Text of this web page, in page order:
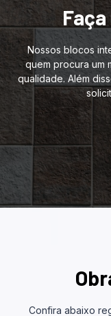
Nossos blocos
quem procura um
qualidade. Além
Confira abaixo